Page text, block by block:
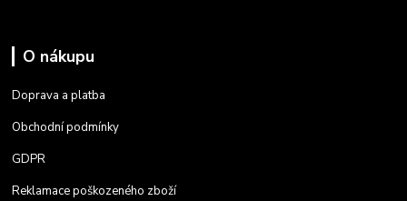
O nákupu
Doprava a platba
Obchodní podmínky
GDPR
Reklamace poškozeného zboží